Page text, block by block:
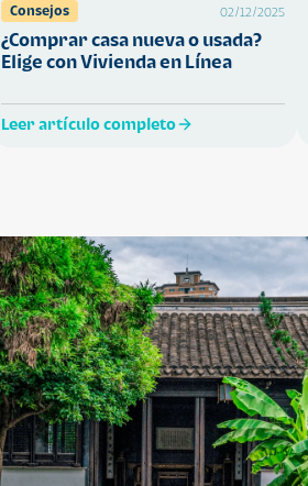
Consejos 02/12/2025
¿Comprar casa nueva o usada?
Elige con Vivienda en Línea
Leer artículo completo